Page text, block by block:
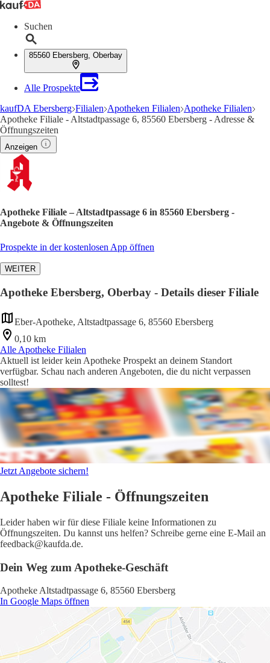
Suchen
85560 Ebersberg, Oberbay
Alle Prospekte
kaufDA Ebersberg Filialen Apotheken Filialen Apotheke Filialen
Apotheke Filiale - Altstadtpassage 6, 85560 Ebersberg - Adresse &
Öffnungszeiten
Anzeigen
Apotheke Filiale – Altstadtpassage 6 in 85560 Ebersberg -
Angebote & Öffnungszeiten
Prospekte in der kostenlosen App öffnen
WEITER
Apotheke Ebersberg, Oberbay - Details dieser Filiale
Eber-Apotheke, Altstadtpassage 6, 85560 Ebersberg
0,10 km
Alle Apotheke Filialen
Aktuell ist leider kein Apotheke Prospekt an deinem Standort
verfügbar. Schau nach anderen Angeboten, die du nicht verpassen
solltest!
Jetzt Angebote sichern!
Apotheke Filiale - Öffnungszeiten
Leider haben wir für diese Filiale keine Informationen zu
Öffnungszeiten. Du kannst uns helfen? Schreibe gerne eine E-Mail an
feedback@kaufda.de.
Dein Weg zum Apotheke-Geschäft
Apotheke Altstadtpassage 6, 85560 Ebersberg
In Google Maps öffnen